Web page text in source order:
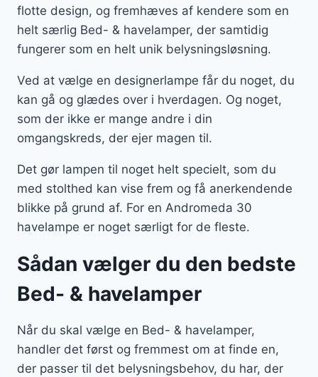
flotte design, og fremhæves af kendere som en
helt særlig Bed- & havelamper, der samtidig
fungerer som en helt unik belysningsløsning.
Ved at vælge en designerlampe får du noget, du
kan gå og glædes over i hverdagen. Og noget,
som der ikke er mange andre i din
omgangskreds, der ejer magen til.
Det gør lampen til noget helt specielt, som du
med stolthed kan vise frem og få anerkendende
blikke på grund af. For en Andromeda 30
havelampe er noget særligt for de fleste.
Sådan vælger du den bedste
Bed- & havelamper
Når du skal vælge en Bed- & havelamper,
handler det først og fremmest om at finde en,
der passer til det belysningsbehov, du har, der